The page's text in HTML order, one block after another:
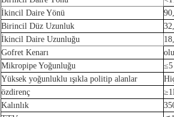
İkincil Daire Yönü
Birincil Düz Uzunluk
İkincil Daire Uzunluğu
Gofret Kenarı
Mikropipe Yoğunluğu
Yüksek yoğunluklu ışıkla politip alanlar
özdirenç
≥
Kalınlık